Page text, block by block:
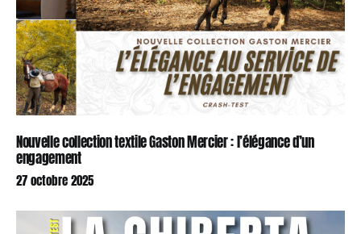
Nouvelle collection textile Gaston Mercier : l’élégance d’un
engagement
27 octobre 2025